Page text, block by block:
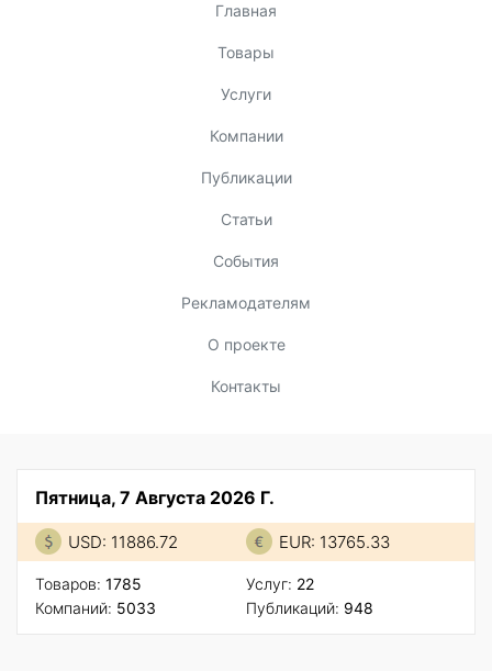
Главная
Товары
Услуги
Компании
Публикации
Статьи
События
Рекламодателям
О проекте
Контакты
Пятница, 7 Августа 2026 Г.
USD: 11886.72 EUR: 13765.33
Товаров: 1785
Компаний: 5033
Услуг: 22
Публикаций: 948